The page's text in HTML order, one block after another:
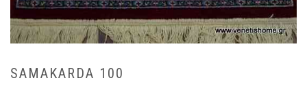
SAMAKARDA 100